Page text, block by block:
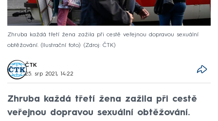
Zhruba každá třetí žena zažila při cestě veřejnou dopravou sexuální
obtěžování. (Ilustrační foto)
Zdroj: ČTK
ČTK
25. srp 2021, 14:22
Zhruba každá třetí žena zažila při cestě
veřejnou dopravou sexuální obtěžování.